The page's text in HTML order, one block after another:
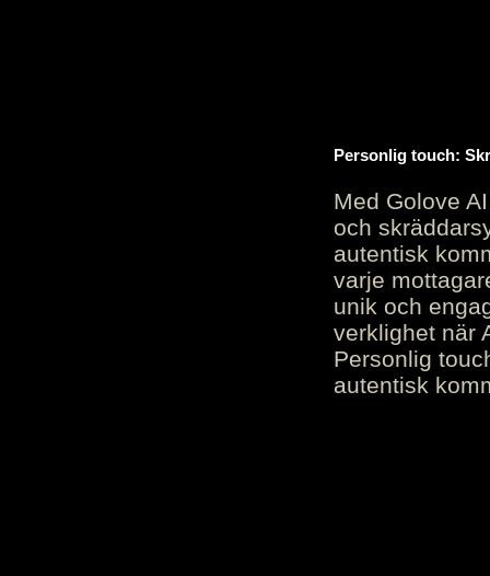
Personlig touch:
Med Golove
och
autentisk
varje
unik och
verklighet när
Personlig
autentisk